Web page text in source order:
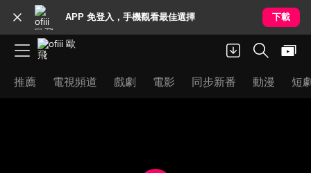
APP 免登入，手機觀看最佳選擇 下載
推薦 電視頻道 戲劇 電影 同步新番 動漫 短